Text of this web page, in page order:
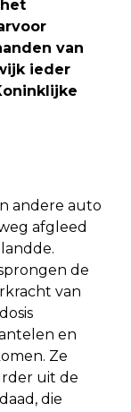
van
ieder
andere auto
afgleed
de
van
en
Ze
uit de
die